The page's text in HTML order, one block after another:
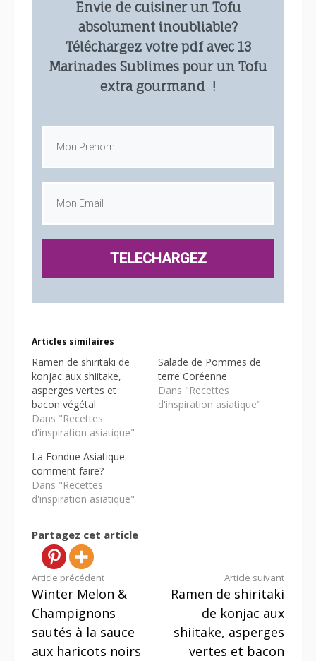
Envie de cuisiner un Tofu
absolument inoubliable?
Téléchargez votre pdf avec 13
Marinades Sublimes pour un Tofu
extra gourmand !
TELECHARGEZ
Articles similaires
Ramen de shiritaki de
konjac aux shiitake,
asperges vertes et
bacon végétal
Dans "Recettes
d'inspiration asiatique"
Salade de Pommes de
terre Coréenne
Dans "Recettes
d'inspiration asiatique"
La Fondue Asiatique:
comment faire?
Dans "Recettes
d'inspiration asiatique"
Partagez cet article
Lire
la
suite
Article précédent
Winter Melon &
Champignons
sautés à la sauce
aux haricots noirs
Article suivant
Ramen de shiritaki
de konjac aux
shiitake, asperges
vertes et bacon